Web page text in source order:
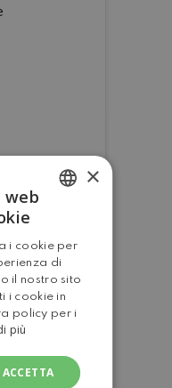
DETTAGLI
ENGLISH
×
web
i cookie per
di
il nostro sito
i cookie in
policy per i
più
ACCETTA